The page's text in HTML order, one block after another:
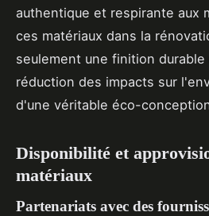
authentique et respirante aux
ces matériaux dans la
seulement une finition
réduction des impacts sur
d'une véritable éco-
Disponibilité et
matériaux
Partenariats avec des